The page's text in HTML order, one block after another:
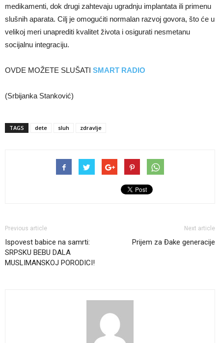
medikamenti, dok drugi zahtevaju ugradnju implantata ili primenu
slušnih aparata. Cilj je omogućiti normalan razvoj govora, što će u
velikoj meri unaprediti kvalitet života i osigurati nesmetanu
socijalnu integraciju.
OVDE MOŽETE SLUŠATI SMART RADIO
(Srbijanka Stanković)
TAGS dete sluh zdravlje
Previous article
Ispovest babice na samrti:
SRPSKU BEBU DALA
MUSLIMANSKOJ PORODICI!
Next article
Prijem za Đake generacije